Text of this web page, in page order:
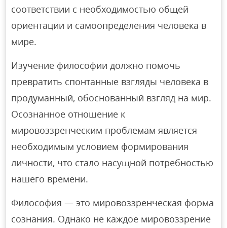
соответствии с необходимостью общей
ориентации и самоопределения человека в
мире.
Изучение философии должно помочь
превратить спонтанные взгляды человека в
продуманный, обоснованный взгляд на мир.
Осознанное отношение к
мировоззренческим проблемам является
необходимым условием формирования
личности, что стало насущной потребностью
нашего времени.
Философия — это мировоззренческая форма
сознания. Однако не каждое мировоззрение